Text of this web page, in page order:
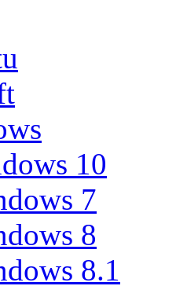
10
7
8
8.1